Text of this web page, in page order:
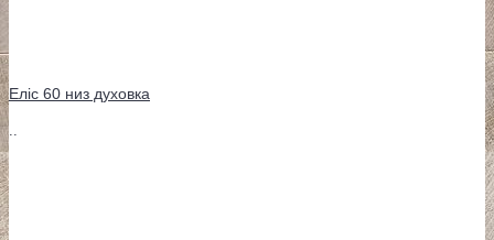
Еліс 60 низ духовка